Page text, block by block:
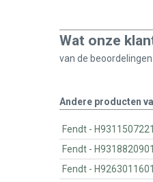
Wat onze
van de beoordelingen
Andere producten